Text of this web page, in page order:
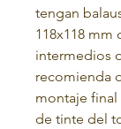
tengan
118x118 mm
intermedios
recomienda
montaje
de tinte del